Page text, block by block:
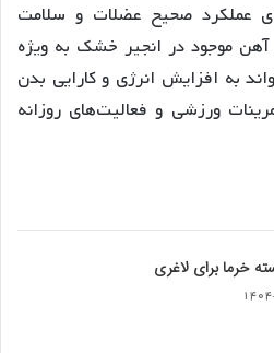
عملکرد صحیح عضلات و سلامت
موجود در انجیر خشک به ویژه
به افزایش انرژی و کارایی بدن
ورزشی و فعالیت‌های روزانه
خرما برای لاغری
۲۱